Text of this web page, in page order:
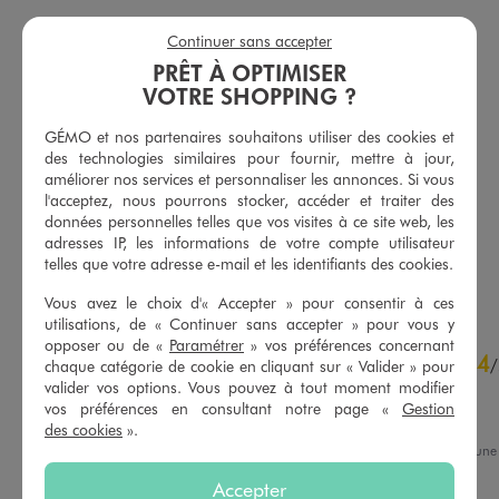
Tee-shirt manches courtes et col rond uni en coton résistant femme
9,99 €
plus +
-50% sur le 2ème produit d'été
5/5 de moyenne
(199 avis)
AJOUTERAU PANIER
Robe longue à manches courtes en jersey de coton femme
19,99 €
-50% sur le 2ème produit d'été
5/5 de moyenne
(30 avis)
AJOUTER AU PANIER
4.8/5 4/
Avis vérifié et récompensé
Parfait pour l'été !
, suite à
10/07/2026 parM.S.
PRÊT À OPTIMISER
VOTRE SHOPPING ?
GÉMO et nos partenaires souhaitons utiliser des cookies et
des technologies similaires pour fournir, mettre à jour,
améliorer nos services et personnaliser les annonces. Si vous
l'acceptez, nous pourrons stocker, accéder et traiter des
données personnelles telles que vos visites à ce site web, les
adresses IP, les informations de votre compte utilisateur
telles que votre adresse e-mail et les identifiants des cookies.
Vous avez le choix d'« Accepter » pour consentir à ces
utilisations, de « Continuer sans accepter » pour vous y
opposer ou de « Paramétrer » vos préférences concernant
chaque catégorie de cookie en cliquant sur « Valider » pour
valider vos options. Vous pouvez à tout moment modifier
vos préférences en consultant notre page « Gestion
des cookies ».
Accepter
Continuer sans accepter